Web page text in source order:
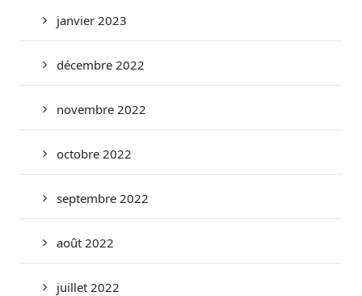
janvier 2023
décembre 2022
novembre 2022
octobre 2022
septembre 2022
août 2022
juillet 2022